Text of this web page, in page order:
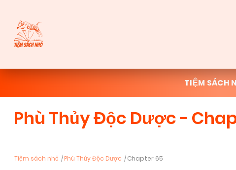
TIỆM SÁCH
Phù Thủy Độc Dược -
Tiệm sách nhỏ Phù Thủy Độc Dược Chapter 65